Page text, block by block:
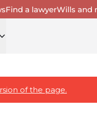
Find a lawyerWills and
of the page.